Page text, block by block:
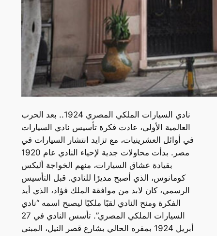
نادي السيارات الملكي المصري 1924.. بعد الحرب
العالمية الأولى، عادت فكرة تأسيس نادي السيارات
في أوائل العشرينيات، مع تزايد انتشار السيارات في
مصر. بدأت محاولات جدية لإحياء النادي عام 1920
بقيادة عشاق السيارات، منهم الخواجة أليكس
كومانوس، الذي أصبح مديرًا للنادي. قبل التأسيس
الرسمي، كان لابد من موافقة الملك فؤاد، الذي أيد
الفكرة ومنح النادي لقبًا ملكيًا ليصبح اسمه “نادي
السيارات الملكي المصري”. تأسس النادي في 27
أبريل 1924 بمقره الحالي بشارع قصر النيل، المبنى